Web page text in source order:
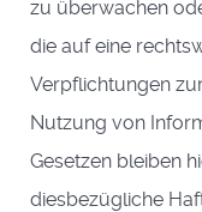
zu überwachen
die auf eine
Verpflichtungen
Nutzung von
Gesetzen bleiben
diesbezügliche